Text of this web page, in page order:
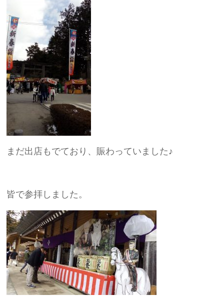
まだ出店もでており、賑わっていました♪
皆で参拝しました。